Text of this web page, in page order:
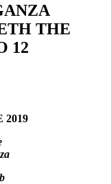
THE
12
2019